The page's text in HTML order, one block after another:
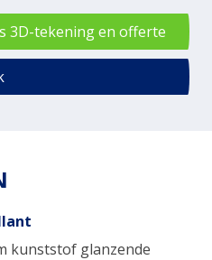
3D-tekening en offerte
kunststof glanzende